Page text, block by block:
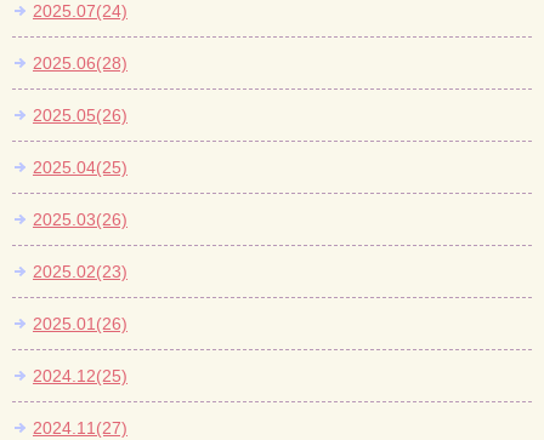
2025.07(24)
2025.06(28)
2025.05(26)
2025.04(25)
2025.03(26)
2025.02(23)
2025.01(26)
2024.12(25)
2024.11(27)